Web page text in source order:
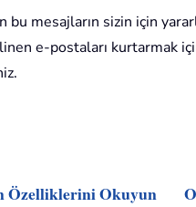
bu mesajların sizin için
e-postaları kurtarmak
Özelliklerini Okuyun